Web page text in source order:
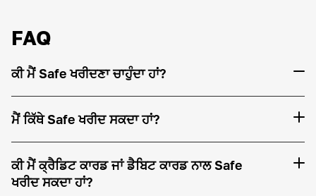
FAQ
ਕੀ ਮੈਂ Safe ਖਰੀਦਣਾ ਚਾਹੁੰਦਾ ਹਾਂ?
ਮੈਂ ਕਿੱਥੇ Safe ਖਰੀਦ ਸਕਦਾ ਹਾਂ?
ਕੀ ਮੈਂ ਕ੍ਰੈਡਿਟ ਕਾਰਡ ਜਾਂ ਡੈਬਿਟ ਕਾਰਡ ਨਾਲ Safe
ਖਰੀਦ ਸਕਦਾ ਹਾਂ?